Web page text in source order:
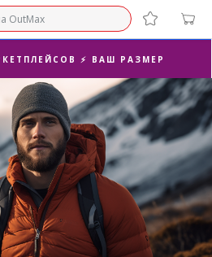
⚡ ВАШ РАЗМЕР
В ПОДАРОК 🎁
РАЗМЕРЫ ОТ 1500₽⚡️
🔥 2-Я ПАРА -50%